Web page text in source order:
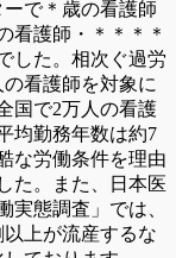
で＊歳の看護師
看護師・＊＊＊＊
した。相次ぐ過労
看護師を対象に
国で2万人の看護
均勤務年数は約7
な労働条件を理由
た。また、日本医
実態調査」では、
上が流産するな